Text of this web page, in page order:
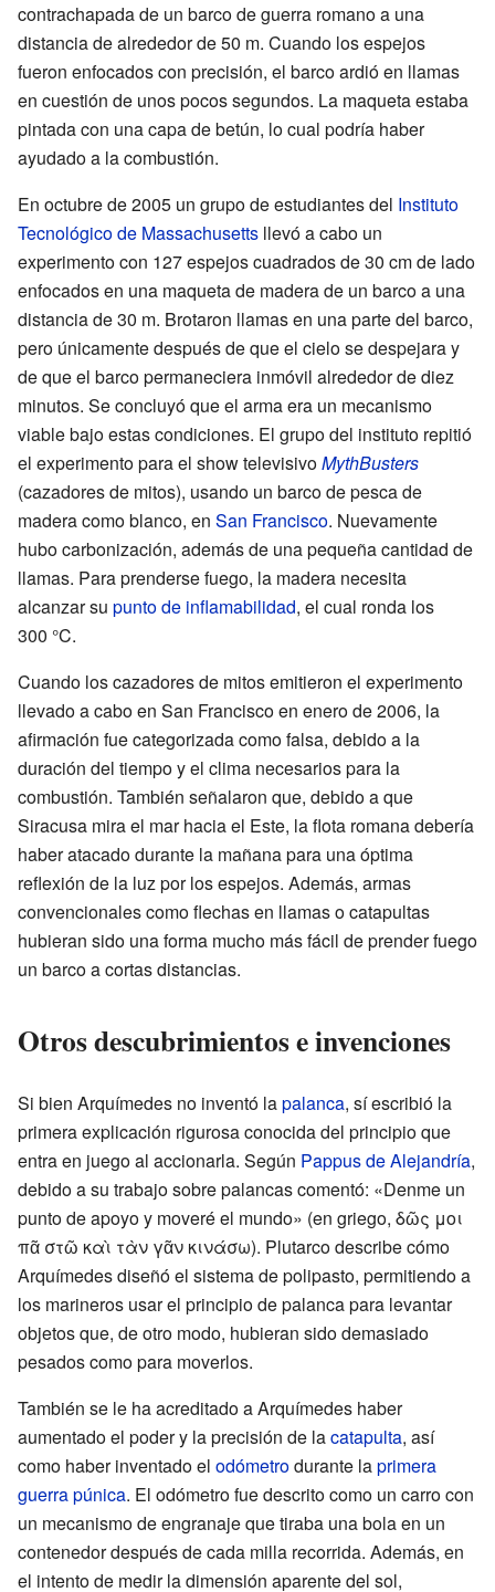
contrachapada de un barco de guerra romano a una
distancia de alrededor de 50 m. Cuando los espejos
fueron enfocados con precisión, el barco ardió en llamas
en cuestión de unos pocos segundos. La maqueta estaba
pintada con una capa de betún, lo cual podría haber
ayudado a la combustión.
En octubre de 2005 un grupo de estudiantes del Instituto
Tecnológico de Massachusetts llevó a cabo un
experimento con 127 espejos cuadrados de 30 cm de lado
enfocados en una maqueta de madera de un barco a una
distancia de 30 m. Brotaron llamas en una parte del barco,
pero únicamente después de que el cielo se despejara y
de que el barco permaneciera inmóvil alrededor de diez
minutos. Se concluyó que el arma era un mecanismo
viable bajo estas condiciones. El grupo del instituto repitió
el experimento para el show televisivoMythBusters
(cazadores de mitos), usando un barco de pesca de
madera como blanco, en San Francisco. Nuevamente
hubo carbonización, además de una pequeña cantidad de
llamas. Para prenderse fuego, la madera necesita
alcanzar su punto de inflamabilidad, el cual ronda los
300 °C.
Cuando los cazadores de mitos emitieron el experimento
llevado a cabo en San Francisco en enero de 2006, la
afirmación fue categorizada como falsa, debido a la
duración del tiempo y el clima necesarios para la
combustión. También señalaron que, debido a que
Siracusa mira el mar hacia el Este, la flota romana debería
haber atacado durante la mañana para una óptima
reflexión de la luz por los espejos. Además, armas
convencionales como flechas en llamas o catapultas
hubieran sido una forma mucho más fácil de prender fuego
un barco a cortas distancias.
Otros descubrimientos e invenciones
Si bien Arquímedes no inventó lapalanca, sí escribió la
primera explicación rigurosa conocida del principio que
entra en juego al accionarla. Según Pappus de Alejandría,
debido a su trabajo sobre palancas comentó: «Denme un
punto de apoyo y moveré el mundo» (en griego, δῶς μοι
πᾶ στῶ καὶ τὰν γᾶν κινάσω). Plutarco describe cómo
Arquímedes diseñó el sistema de polipasto, permitiendo a
los marineros usar el principio de palanca para levantar
objetos que, de otro modo, hubieran sido demasiado
pesados como para moverlos.
También se le ha acreditado a Arquímedes haber
aumentado el poder y la precisión de lacatapulta, así
como haber inventado el odómetrodurante laprimera
guerra púnica. El odómetro fue descrito como un carro con
un mecanismo de engranaje que tiraba una bola en un
contenedor después de cada milla recorrida. Además, en
el intento de medir la dimensión aparente del sol,